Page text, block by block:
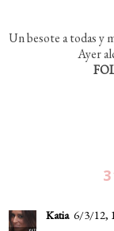
Un besote a todas y
Ayer
Katia 6/3/12,